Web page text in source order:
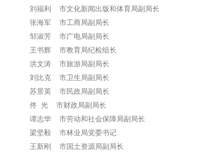
刘福利 市文化新闻出版和体育局副局长
张海军 市工商局副局长
邹淑芳 市广电局副局长
王书辉 市教育局纪检组长
洪文涛 市旅游局副局长
刘比克 市卫生局副局长
苏景英 市民政局副局长
佟 光 市财政局副局长
谭志华 市劳动和社会保障局副局长
梁坚毅 市林业局党委书记
王新刚 市国土资源局副局长